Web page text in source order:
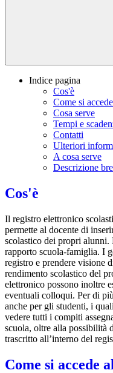
Indice pagina
Cos'è
Come si
Cosa serve
Tempi e
Contatti
Ulteriori
A cosa serve
Descrizione
Cos'è
Il registro elettronico
permette al docente di
scolastico dei propri
rapporto scuola-famiglia. I
registro e prendere visione
rendimento scolastico del
elettronico possono inoltre
eventuali colloqui. Per di
anche per gli studenti, i
vedere tutti i compiti
scuola, oltre alla possibilità
trascritto all’interno del
Come si accede